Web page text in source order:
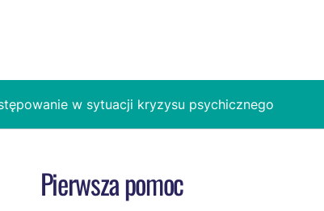
w sytuacji kryzysu psychicznego
Pierwsza pomoc